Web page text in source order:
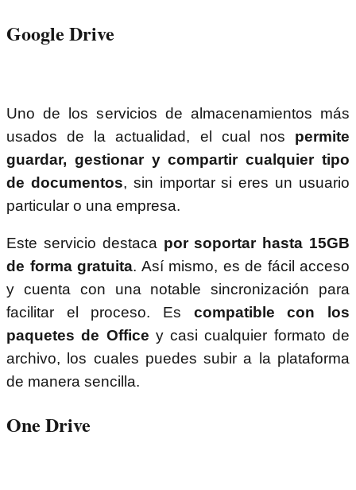
Google Drive
Uno de los servicios de almacenamientos más
usados de la actualidad, el cual nos permite
guardar, gestionar y compartir cualquier tipo
de documentos, sin importar si eres un usuario
particular o una empresa.
Este servicio destaca por soportar hasta 15GB
de forma gratuita. Así mismo, es de fácil acceso
y cuenta con una notable sincronización para
facilitar el proceso. Es compatible con los
paquetes de Office y casi cualquier formato de
archivo, los cuales puedes subir a la plataforma
de manera sencilla.
One Drive